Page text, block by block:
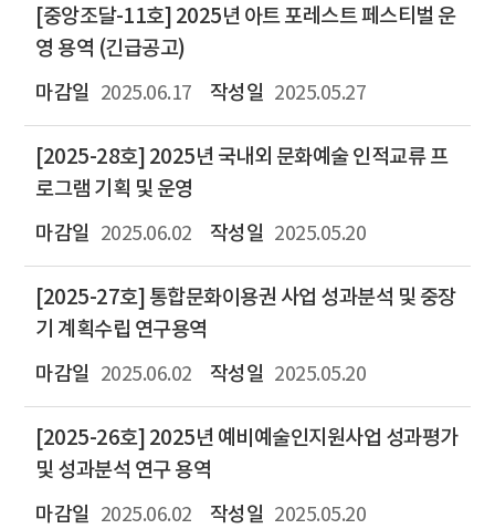
[중앙조달-11호] 2025년 아트 포레스트 페스티벌 운
영 용역 (긴급공고)
2025.06.17 2025.05.27
[2025-28호] 2025년 국내외 문화예술 인적교류 프
로그램 기획 및 운영
2025.06.02 2025.05.20
[2025-27호] 통합문화이용권 사업 성과분석 및 중장
기 계획수립 연구용역
2025.06.02 2025.05.20
[2025-26호] 2025년 예비예술인지원사업 성과평가
및 성과분석 연구 용역
2025.06.02 2025.05.20